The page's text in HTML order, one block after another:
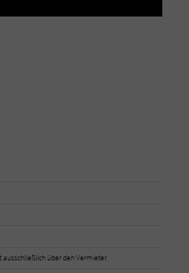
über den Vermieter.